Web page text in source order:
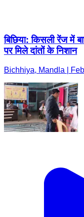
बिछिया: किसली रेंज में
पर मिले दांतों के निशान
Bichhiya, Mandla |